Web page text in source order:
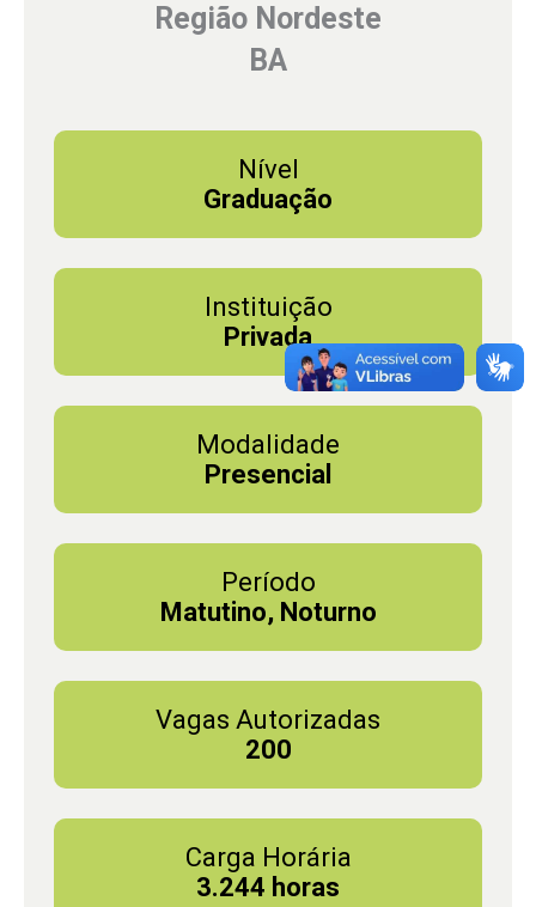
Região Nordeste
BA
Nível
Graduação
Instituição
Privada
Modalidade
Presencial
Período
Matutino, Noturno
Vagas Autorizadas
200
Carga Horária
3.244 horas